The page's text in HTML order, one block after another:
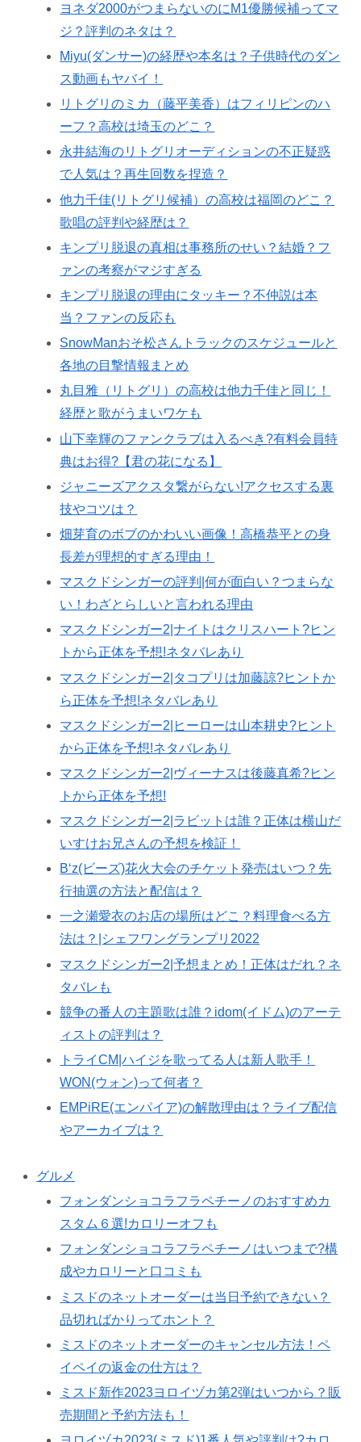
ヨネダ2000がつまらないのにM1優勝候補ってマ
ジ？評判のネタは？
Miyu(ダンサー)の経歴や本名は？子供時代のダン
ス動画もヤバイ！
リトグリのミカ（藤平美香）はフィリピンのハ
ーフ？高校は埼玉のどこ？
永井結海のリトグリオーディションの不正疑惑
で人気は？再生回数を捏造？
他力千佳(リトグリ候補）の高校は福岡のどこ？
歌唱の評判や経歴は？
キンプリ脱退の真相は事務所のせい？結婚？フ
ァンの考察がマジすぎる
キンプリ脱退の理由にタッキー？不仲説は本
当？ファンの反応も
SnowManおそ松さんトラックのスケジュールと
各地の目撃情報まとめ
丸目雅（リトグリ）の高校は他力千佳と同じ！
経歴と歌がうまいワケも
山下幸輝のファンクラブは入るべき?有料会員特
典はお得?【君の花になる】
ジャニーズアクスタ繋がらない!アクセスする裏
技やコツは？
畑芽育のボブのかわいい画像！高橋恭平との身
長差が理想的すぎる理由！
マスクドシンガーの評判|何が面白い？つまらな
い！わざとらしいと言われる理由
マスクドシンガー2|ナイトはクリスハート?ヒン
トから正体を予想!ネタバレあり
マスクドシンガー2|タコプリは加藤諒?ヒントか
ら正体を予想!ネタバレあり
マスクドシンガー2|ヒーローは山本耕史?ヒント
から正体を予想!ネタバレあり
マスクドシンガー2|ヴィーナスは後藤真希?ヒン
トから正体を予想!
マスクドシンガー2|ラビットは誰？正体は横山だ
いすけお兄さんの予想を検証！
B‘z(ビーズ)花火大会のチケット発売はいつ？先
行抽選の方法と配信は？
一之瀬愛衣のお店の場所はどこ？料理食べる方
法は？|シェフワングランプリ2022
マスクドシンガー2|予想まとめ！正体はだれ？ネ
タバレも
競争の番人の主題歌は誰？idom(イドム)のアーテ
ィストの評判は？
トライCM|ハイジを歌ってる人は新人歌手！
WON(ウォン)って何者？
EMPiRE(エンパイア)の解散理由は？ライブ配信
やアーカイブは？
グルメ
フォンダンショコラフラペチーノのおすすめカ
スタム６選!カロリーオフも
フォンダンショコラフラペチーノはいつまで?構
成やカロリーと口コミも
ミスドのネットオーダーは当日予約できない？
品切ればかりってホント？
ミスドのネットオーダーのキャンセル方法！ペ
イペイの返金の仕方は？
ミスド新作2023ヨロイヅカ第2弾はいつから？販
売期間と予約方法も！